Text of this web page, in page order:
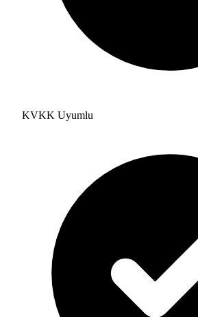
KVKK Uyumlu